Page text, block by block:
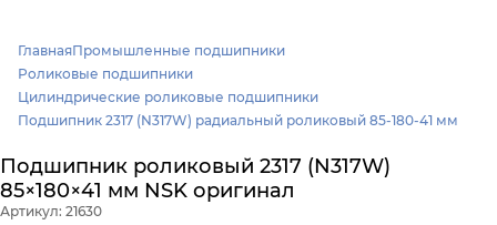
ГлавнаяПромышленные подшипники
Роликовые подшипники
Цилиндрические роликовые подшипники
Подшипник 2317 (N317W) радиальный роликовый 85-180-41 мм
Подшипник роликовый 2317 (N317W)
85×180×41 мм NSK оригинал
Артикул: 21630